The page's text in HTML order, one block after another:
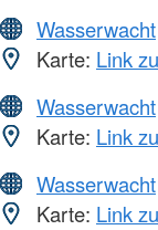
Wasserwacht
Karte: Link
Wasserwacht
Karte: Link
Wasserwacht
Karte: Link